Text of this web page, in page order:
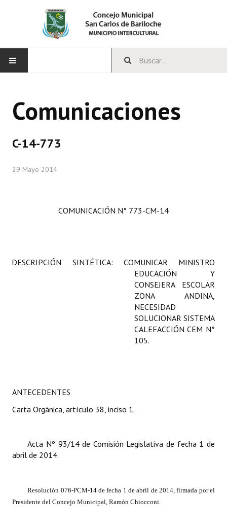
CONCEJO
Comisiones Permanentes
LEGISLACIÓN
Organigrama
DOCUMENTOS
Proyectos Presentados
Actas de Sesión
Comunicaciones
C-14-773
29 Mayo 2014
COMUNICACIÓN N° 773-CM-14
DESCRIPCIÓN SINTÉTICA: COMUNICAR MINISTRO
EDUCACIÓN Y
CONSEJERA ESCOLAR
ZONA ANDINA,
NECESIDAD
SOLUCIONAR SISTEMA
CALEFACCIÓN CEM N°
105.
ANTECEDENTES
Carta Orgánica, artículo 38, inciso 1.
Acta Nº 93/14 de Comisión Legislativa de fecha 1 de
abril de 2014.
Resolución 076-PCM-14 de fecha 1 de abril de 2014, firmada por el
Presidente del Concejo Municipal, Ramón Chiocconi.